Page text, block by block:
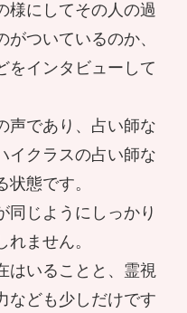
覚め～霊能者
様にしてその人の過
ついているのか、
をインタビューして
声であり、占い師な
イクラスの占い師な
態です。
同じようにしっかり
ません。
はいることと、霊視
なども少しだけです